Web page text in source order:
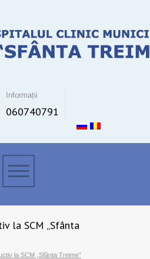
Informații
060740791
la SCM „Sfânta
la SCM „Sfânta Treime”